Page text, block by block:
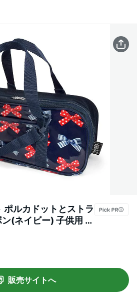
ポルカドットとストラ
(ネイビー) 子供用 画
サクラクレパス 水彩
セット 小学校 小学
ゃれ 安い シンプル 小
販売サイトへ